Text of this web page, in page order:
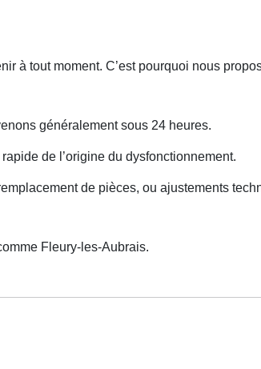
à tout moment. C’est pourquoi nous
généralement sous 24 heures.
de l’origine du dysfonctionnement.
de pièces, ou ajustements
Fleury-les-Aubrais.